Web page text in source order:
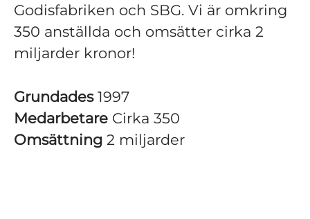
Godisfabriken och SBG. Vi är omkring
350 anställda och omsätter cirka 2
miljarder kronor!
Grundades 1997
Medarbetare Cirka 350
Omsättning 2 miljarder